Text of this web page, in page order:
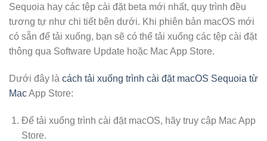
Sequoia hay các tệp cài đặt beta mới nhất, quy trình đều
tương tự như chi tiết bên dưới. Khi phiên bản macOS mới
có sẵn để tải xuống, bạn sẽ có thể tải xuống các tệp cài đặt
thông qua Software Update hoặc Mac App Store.
Dưới đây là cách tải xuống trình cài đặt macOS Sequoia từ
MacApp Store:
Để tải xuống trình cài đặt macOS, hãy truy cập Mac App
Store.